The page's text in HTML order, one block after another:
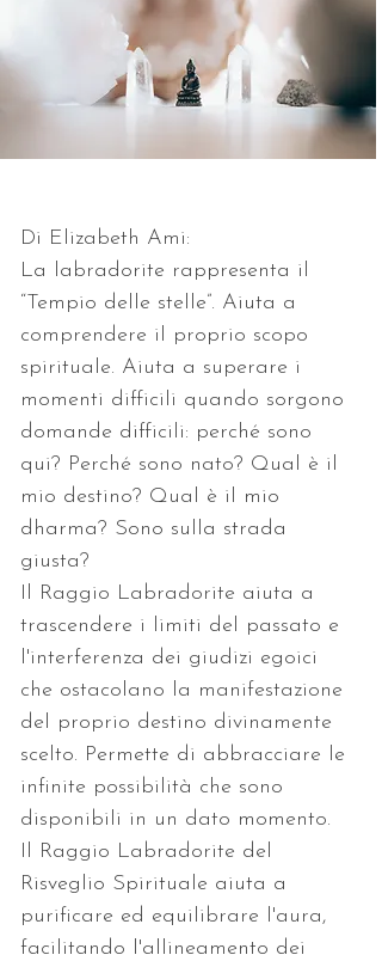
Di Elizabeth Ami:
La labradorite rappresenta il
“Tempio delle stelle”. Aiuta a
comprendere il proprio scopo
spirituale. Aiuta a superare i
momenti difficili quando sorgono
domande difficili: perché sono
qui? Perché sono nato? Qual è il
mio destino? Qual è il mio
dharma? Sono sulla strada
giusta?
Il Raggio Labradorite aiuta a
trascendere i limiti del passato e
l'interferenza dei giudizi egoici
che ostacolano la manifestazione
del proprio destino divinamente
scelto. Permette di abbracciare le
infinite possibilità che sono
disponibili in un dato momento.
Il Raggio Labradorite del
Risveglio Spirituale aiuta a
purificare ed equilibrare l'aura,
facilitando l'allineamento dei